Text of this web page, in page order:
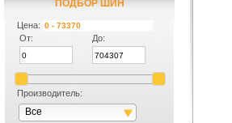
ПОДБОР ШИН
Цена:
От:
До:
Производитель:
Все